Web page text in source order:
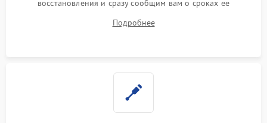
восстановления и сразу сообщим вам о сроках ее
Подробнее